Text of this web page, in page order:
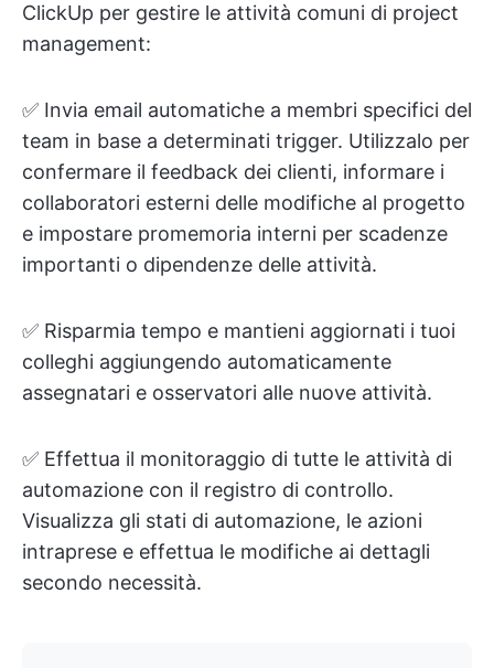
ClickUp per gestire le attività comuni di project
management:
✅ Invia email automatiche a membri specifici del
team in base a determinati trigger. Utilizzalo per
confermare il feedback dei clienti, informare i
collaboratori esterni delle modifiche al progetto
e impostare promemoria interni per scadenze
importanti o dipendenze delle attività.
✅ Risparmia tempo e mantieni aggiornati i tuoi
colleghi aggiungendo automaticamente
assegnatari e osservatori alle nuove attività.
✅ Effettua il monitoraggio di tutte le attività di
automazione con il registro di controllo.
Visualizza gli stati di automazione, le azioni
intraprese e effettua le modifiche ai dettagli
secondo necessità.